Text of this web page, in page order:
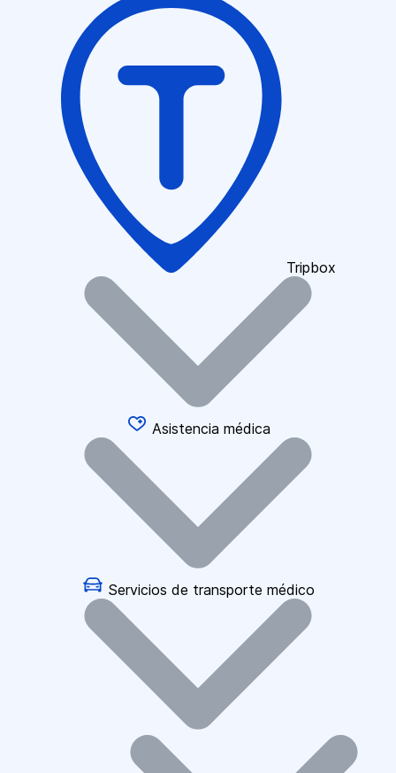
Tripbox
Asistencia médica
Servicios de transporte médico